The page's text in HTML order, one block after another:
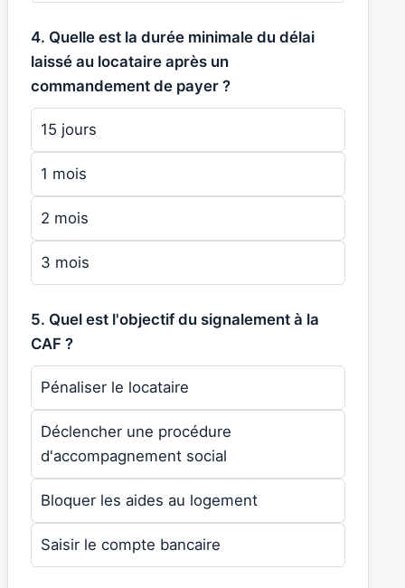
4. Quelle est la durée minimale du délai
laissé au locataire après un
commandement de payer ?
15 jours
1 mois
2 mois
3 mois
5. Quel est l'objectif du signalement à la
CAF ?
Pénaliser le locataire
Déclencher une procédure
d'accompagnement social
Bloquer les aides au logement
Saisir le compte bancaire